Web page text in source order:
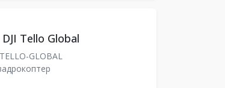
Tello Global
GLOBAL